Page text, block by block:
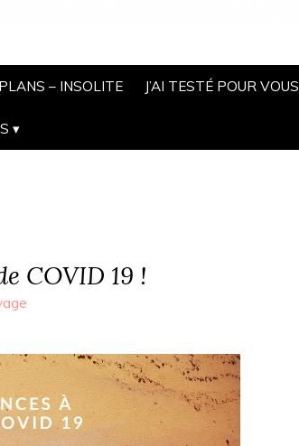
– INSOLITE J’AI TESTÉ POUR VOUS
COVID 19 !